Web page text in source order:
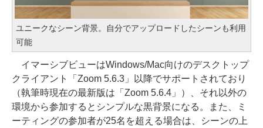
ユニークなシーン背景。自分でアップロードしたシーンも利用
可能
イマーシブビューはWindows/Mac向けのデスクトップ
クライアント「Zoom 5.6.3」以降でサポートされており
（執筆時現在の最新版は「Zoom 5.6.4」）、それ以外の
環境から参加するとシンプルな黒背景になる。また、ミ
ーティングの参加者が25名を超える場合は、シーンの上